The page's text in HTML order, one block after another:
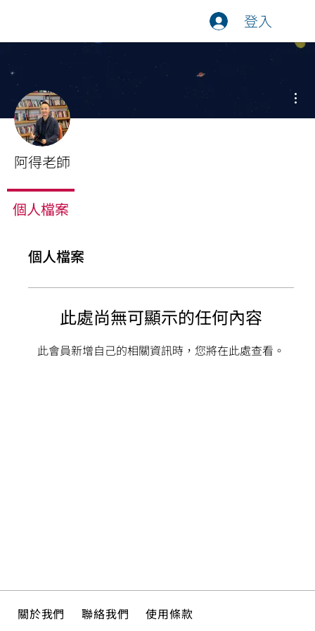
登入
個人檔案
此處尚無可顯示的任何內容
此會員新增自己的相關資訊時，您將在此處查看。
關於我們 聯絡我們 使用條款
阿得老師
個人檔案